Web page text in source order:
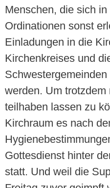
Menschen, die sich
Ordinationen sonst
Einladungen in die
Kirchenkreises und
werden. Um trotzdem
teilhaben lassen zu
Kirchraum es nach
Gottesdienst hinter
statt. Und weil die